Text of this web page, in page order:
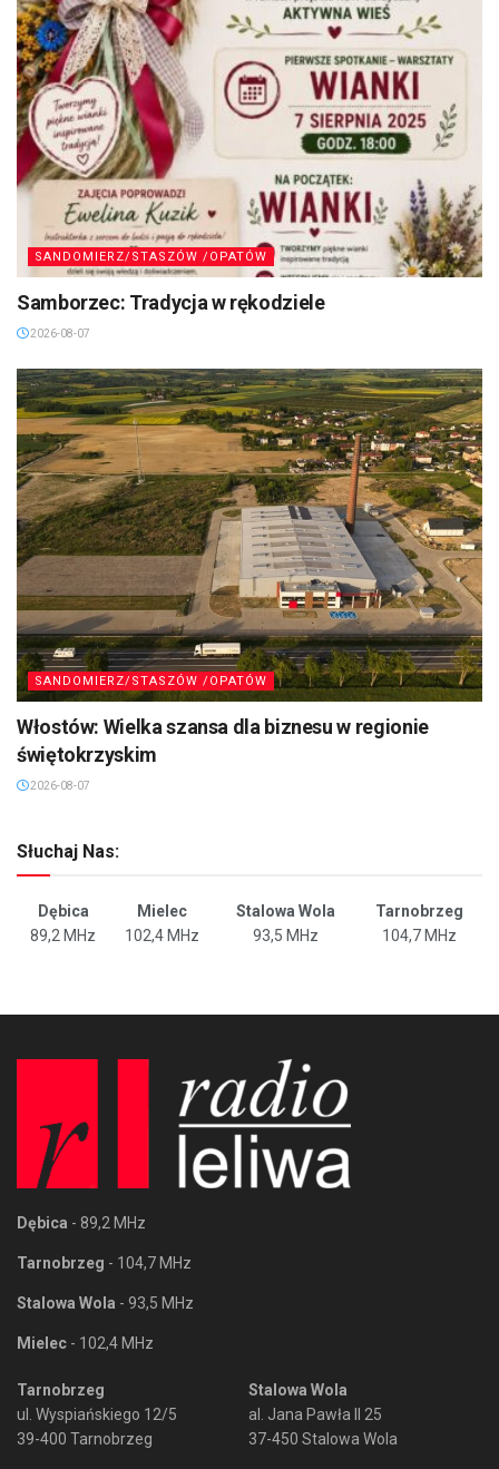
SANDOMIERZ/STASZÓW /OPATÓW
Samborzec: Tradycja w rękodziele
2026-08-07
SANDOMIERZ/STASZÓW /OPATÓW
Włostów: Wielka szansa dla biznesu w regionie
świętokrzyskim
2026-08-07
Słuchaj Nas:
Dębica Mielec Stalowa Wola
Tarnobrzeg
89,2 MHz
102,4 MHz 93,5 MHz 104,7 MHz
Dębica - 89,2 MHz
Tarnobrzeg - 104,7 MHz
Stalowa Wola - 93,5 MHz
Mielec - 102,4 MHz
Tarnobrzeg
ul. Wyspiańskiego 12/5
39-400 Tarnobrzeg
Stalowa Wola
al. Jana Pawła II 25
37-450 Stalowa Wola